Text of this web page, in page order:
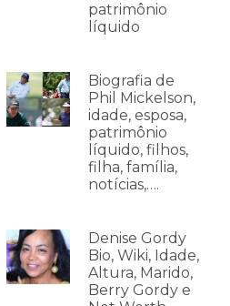
patrimônio
líquido
Biografia de
Phil Mickelson,
idade, esposa,
patrimônio
líquido, filhos,
filha, família,
notícias,….
Denise Gordy
Bio, Wiki, Idade,
Altura, Marido,
Berry Gordy e